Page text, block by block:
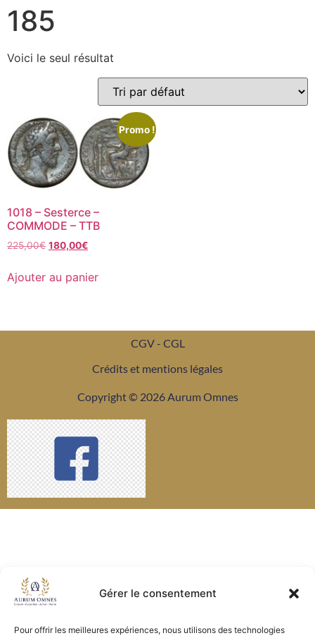
Gérer le consentement
Pour offrir les meilleures expériences, nous utilisons des technologies
185
Voici le seul résultat
Promo !
1018 – Sesterce –
COMMODE – TTB
225,00€ 180,00€
Ajouter au panier
CGV - CGL
Crédits et mentions légales
Copyright © 2026 Aurum Omnes